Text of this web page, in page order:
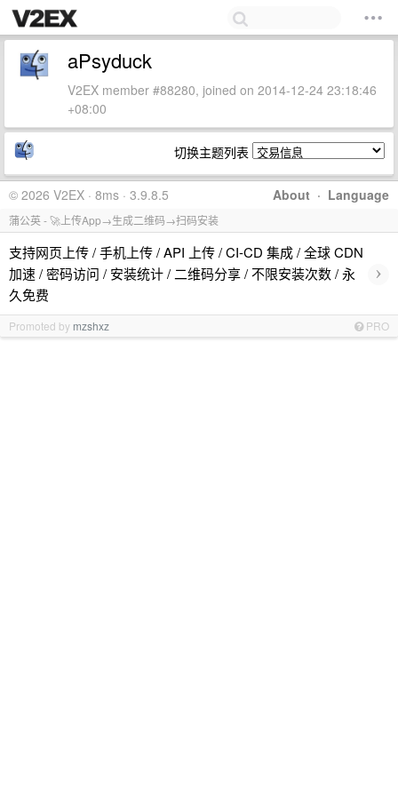
aPsyduck
V2EX member #88280, joined on 2014-12-24 23:18:46
+08:00
切换主题列表
About · Language
© 2026 V2EX · 8ms · 3.9.8.5
蒲公英 - 🚀上传App→生成二维码→扫码安装
支持网页上传 / 手机上传 / API 上传 / CI-CD 集成 / 全球 CDN
加速 / 密码访问 / 安装统计 / 二维码分享 / 不限安装次数 / 永
久免费
›
Promoted by mzshxz PRO